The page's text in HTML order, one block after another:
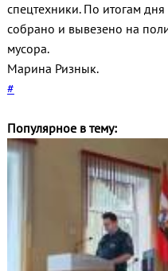
спецтехники. По итогам
собрано и вывезено на
мусора.
Марина Ризнык.
#
Популярное в тему: